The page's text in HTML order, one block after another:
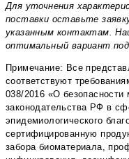
Для уточнения
поставки оставьте
указанным контактам.
оптимальный вариант
Примечание: Все
соответствуют
038/2016 «О безопасности
законодательства РФ в
эпидемиологического
сертифицированную
забора биоматериала,